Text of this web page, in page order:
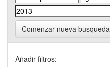
Comenzar nueva busqueda
Añadir filtros: